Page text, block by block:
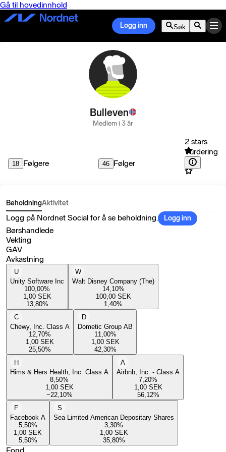
Gå til hovedinnhold
Logg inn Søk
Bulleven
Medlem i 3 år
18 Følgere 46 Følger
2 stars
Vurdering
BeholdningAktivitet
Logg på Nordnet Social for å se beholdning. Logg inn
Børshandlede
Vekting
GAV
Avkastning
U
Unity Software Inc
100,00%
1,00 SEK
13,80%
W
Walt Disney Company (The)
14,10%
100,00 SEK
1,40%
C
Chewy, Inc. Class A
12,70%
1,00 SEK
25,50%
D
Dometic Group AB
11,00%
1,00 SEK
42,30%
H
Hims & Hers Health, Inc. Class A
8,50%
1,00 SEK
−22,10%
A
Airbnb, Inc. - Class A
7,20%
1,00 SEK
56,12%
F
Facebook A
5,50%
1,00 SEK
5,50%
S
Sea Limited American Depositary Shares
3,30%
1,00 SEK
35,80%